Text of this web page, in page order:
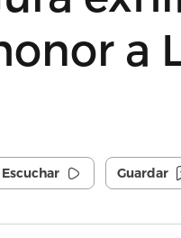
a
Escuchar Guardar